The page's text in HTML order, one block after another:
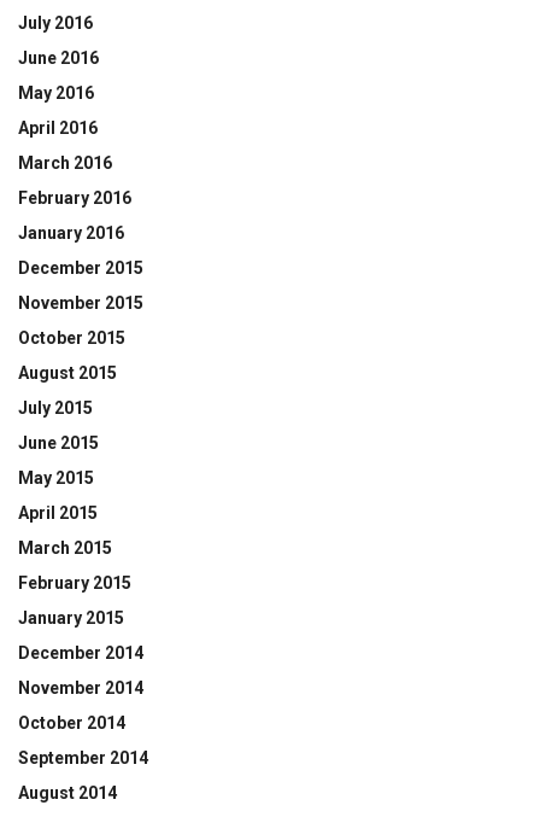
July 2016
June 2016
May 2016
April 2016
March 2016
February 2016
January 2016
December 2015
November 2015
October 2015
August 2015
July 2015
June 2015
May 2015
April 2015
March 2015
February 2015
January 2015
December 2014
November 2014
October 2014
September 2014
August 2014